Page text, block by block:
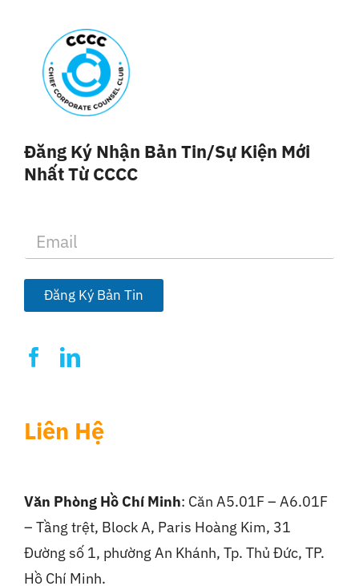
Đăng Ký Nhận Bản Tin/sự Kiện Mới
Nhất Từ CCCC
a
i
*
Đăng Ký Bản Tin
Liên Hệ
Văn Phòng Hồ Chí Minh: Căn A5.01F – A6.01F
– Tầng trệt, Block A, Paris Hoàng Kim, 31
Đường số 1, phường An Khánh, Tp. Thủ Đức, TP.
Hồ Chí Minh.